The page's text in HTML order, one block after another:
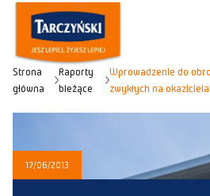
Strona
główna
Raporty
bieżące
Wprowadzenie do
zwykłych na
17/06/2013